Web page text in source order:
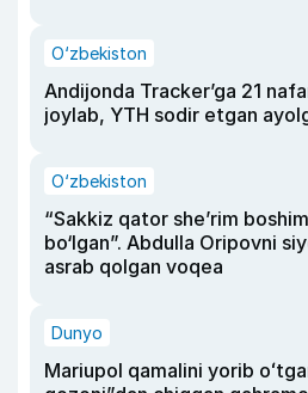
O‘zbekiston
Andijonda Tracker’ga 21
joylab, YTH sodir etgan
O‘zbekiston
“Sakkiz qator she’rim
bo‘lgan”. Abdulla Oripovni
asrab qolgan voqea
Dunyo
Mariupol qamalini yorib